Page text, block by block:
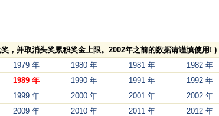
，并取消头奖累积奖金上限。2002年之前的数据请谨慎使用! )
1979 年 1980 年 1981 年 1982 年
1989 年 1990 年 1991 年 1992 年
1999 年 2000 年 2001 年 2002 年
2009 年 2010 年 2011 年 2012 年